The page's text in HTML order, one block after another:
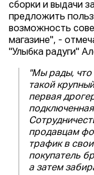
сборки и выдачи
предложить
возможность
магазине", -
"Улыбка радуги"
"Мы рады, что
такой
первая
продавцам
трафик в
покупатель
а затем